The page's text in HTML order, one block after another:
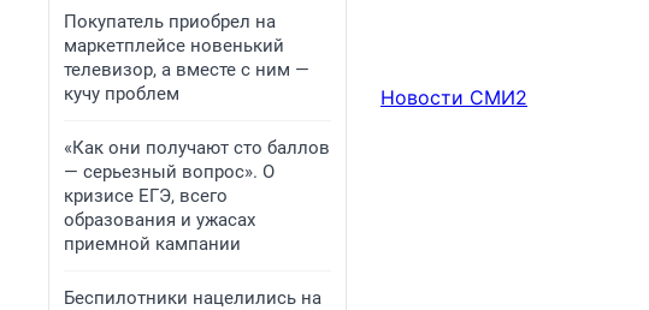
Покупатель приобрел на
маркетплейсе новенький
телевизор, а вместе с ним —
кучу проблем
«Как они получают сто баллов
— серьезный вопрос». О
кризисе ЕГЭ, всего
образования и ужасах
приемной кампании
Беспилотники нацелились на
Новости СМИ2